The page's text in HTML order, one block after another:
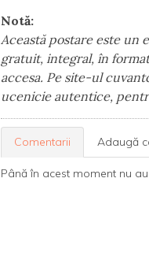
Notă:
Această postare este un
gratuit, integral, în
accesa. Pe site-ul
ucenicie autentice,
Comentarii Adaugă
Până în acest moment nu